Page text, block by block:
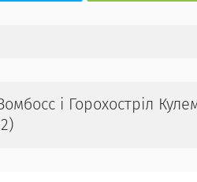
і Горохостріл